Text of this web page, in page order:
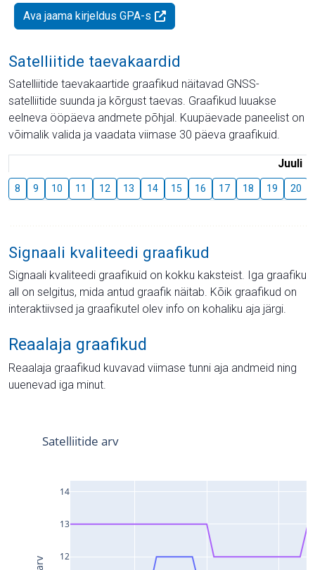
Ava jaama kirjeldus GPA-s
Satelliitide taevakaardid
Satelliitide taevakaartide graafikud näitavad GNSS-
satelliitide suunda ja kõrgust taevas. Graafikud luuakse
eelneva ööpäeva andmete põhjal. Kuupäevade paneelist on
võimalik valida ja vaadata viimase 30 päeva graafikuid.
Juuli
8 9 10 11 12 13 14 15 16 17 18 19 20
Signaali kvaliteedi graafikud
Signaali kvaliteedi graafikuid on kokku kaksteist. Iga graafiku
all on selgitus, mida antud graafik näitab. Kõik graafikud on
interaktiivsed ja graafikutel olev info on kohaliku aja järgi.
Reaalaja graafikud
Reaalaja graafikud kuvavad viimase tunni aja andmeid ning
uuenevad iga minut.